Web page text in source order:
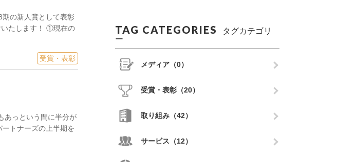
期の新人賞として表彰
いたします！ ①現在の
受賞・表彰
あっという間に半分が
トナーズの上半期を
TAG CATEGORIES
タグカテゴリ
ー
メディア（0）
受賞・表彰（20）
取り組み（42）
サービス（12）